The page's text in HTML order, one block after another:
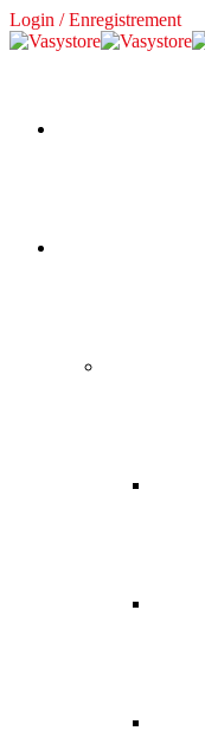
Login / Enregistrement